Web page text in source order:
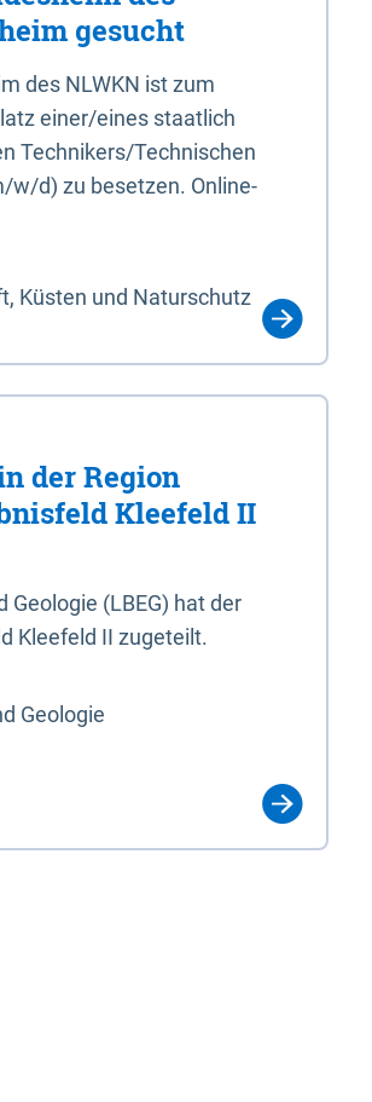
gesucht
des NLWKN ist zum
einer/eines staatlich
Technikers/Technischen
d) zu besetzen. Online-
Küsten und Naturschutz
der Region
Kleefeld II
Geologie (LBEG) hat der
Kleefeld II zugeteilt.
Geologie